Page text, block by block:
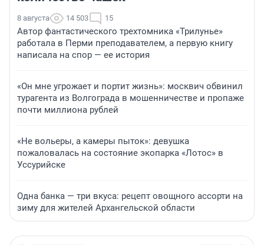
8 августа 14 503 15
Автор фантастического трехтомника «Трилунье»
работала в Перми преподавателем, а первую книгу
написала на спор — ее история
«Он мне угрожает и портит жизнь»: москвич обвинил
турагента из Волгограда в мошенничестве и пропаже
почти миллиона рублей
«Не вольеры, а камеры пыток»: девушка
пожаловалась на состояние экопарка «Лотос» в
Уссурийске
Одна банка — три вкуса: рецепт овощного ассорти на
зиму для жителей Архангельской области